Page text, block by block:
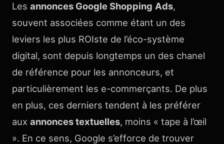
Les annonces Google Shopping Ads,
souvent associées comme étant un des
leviers les plus ROIste de l’éco-système
digital, sont depuis longtemps un des chanel
de référence pour les annonceurs, et
particulièrement les e-commerçants. De plus
en plus, ces derniers tendent à les préférer
aux annonces textuelles, moins « tape à l’œil
». En ce sens, Google s’efforce de trouver